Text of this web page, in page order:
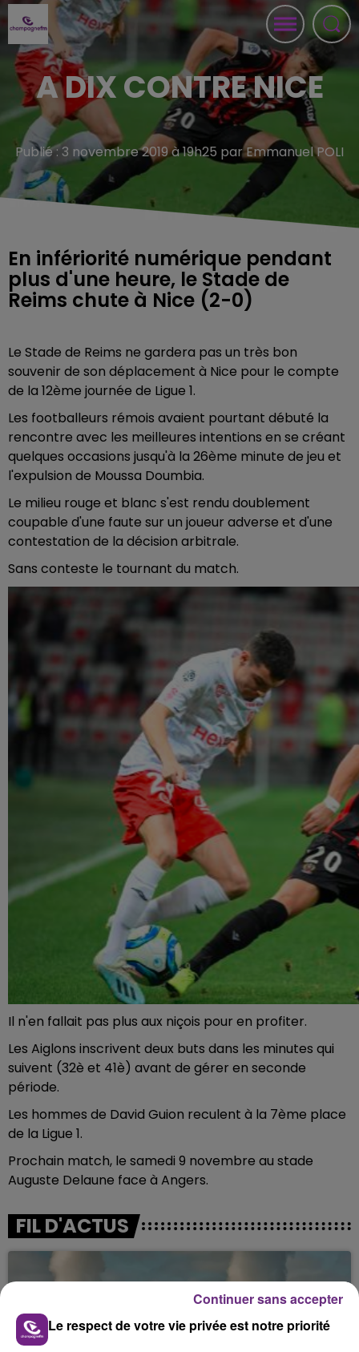
A DIX CONTRE NICE
Publié : 3 novembre 2019 à 19h25 par Emmanuel POLI
En infériorité numérique pendant
plus d'une heure, le Stade de
Reims chute à Nice (2-0)
Le Stade de Reims ne gardera pas un très bon
souvenir de son déplacement à Nice pour le compte
de la 12ème journée de Ligue 1.
Les footballeurs rémois avaient pourtant débuté la
rencontre avec les meilleures intentions en se créant
quelques occasions jusqu'à la 26ème minute de jeu et
l'expulsion de Moussa Doumbia.
Le milieu rouge et blanc s'est rendu doublement
coupable d'une faute sur un joueur adverse et d'une
contestation de la décision arbitrale.
Sans conteste le tournant du match.
Il n'en fallait pas plus aux niçois pour en profiter.
Les Aiglons inscrivent deux buts dans les minutes qui
suivent (32è et 41è) avant de gérer en seconde
période.
Les hommes de David Guion reculent à la 7ème place
de la Ligue 1.
Prochain match, le samedi 9 novembre au stade
Auguste Delaune face à Angers.
FIL D'ACTUS
Le respect de votre vie privée est notre priorité
Continuer sans accepter